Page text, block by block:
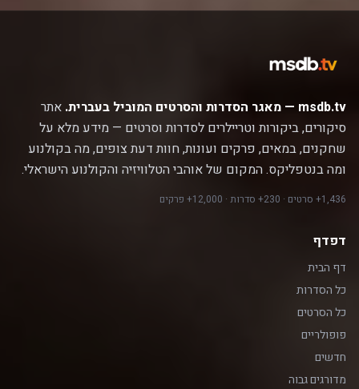
msdb.tv — מאגר הסדרות והסרטים המוביל בעברית.
אתר
סיקורים, ביקורות וטריילרים לסדרות וסרטים — מידע מלא על
שחקנים, במאים, פרקים ועונות, חוות דעת צופים, מה בקולנוע
ומה בנטפליקס. המקום של אוהבי הטלוויזיה והקולנוע הישראלי.
1,436+ סרטים · 230+ סדרות · 12,000+ פרקים
דפדף
דף הבית
כל הסדרות
כל הסרטים
פופולריים
חדשים
מדורגים גבוה